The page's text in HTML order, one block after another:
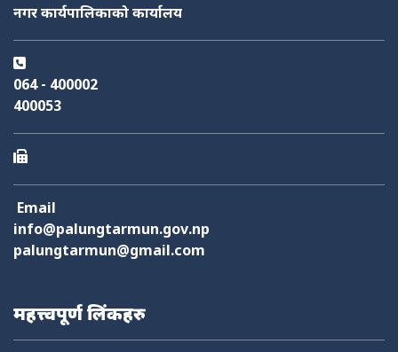
नगर कार्यपालिकाको कार्यालय
064 - 400002
400053
Email
info@palungtarmun.gov.np
palungtarmun@gmail.com
महत्त्वपूर्ण लिंकहरु